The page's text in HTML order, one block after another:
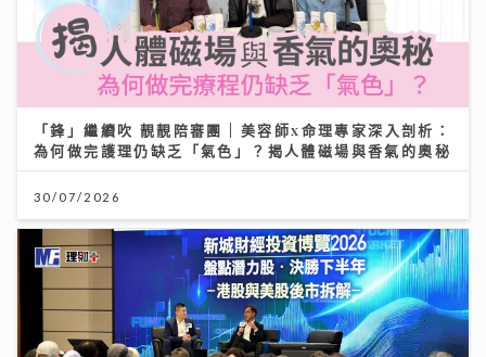
「鋒」繼續吹 靚靚陪審團 | 美容師x命理專家深入剖析：
為何做完護理仍缺乏「氣色」？揭人體磁場與香氣的奧秘
30/07/2026